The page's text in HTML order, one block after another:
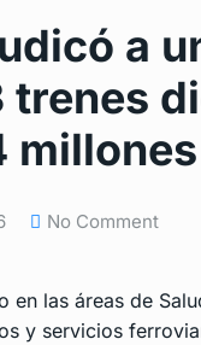
a
millones
No Comment
en las áreas de
y servicios